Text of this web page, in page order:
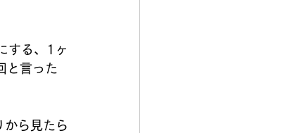
する、1ヶ
と言った
から見たら